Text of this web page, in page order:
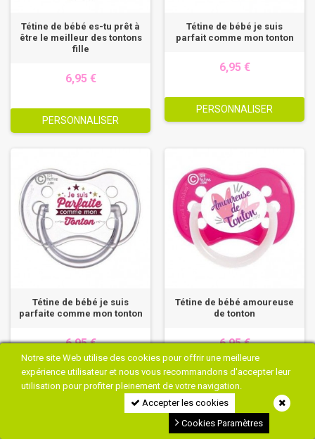
Notre site Web utilise des cookies pour offrir une meilleure
expérience utilisateur et nous vous recommandons d'accepter leur
utilisation pour profiter pleinement de votre navigation.
Accepter les cookies
Cookies Paramètres
Tétine de bébé es-tu prêt à
être le meilleur des tontons
fille
6,95 €
PERSONNALISER
Tétine de bébé je suis
parfait comme mon tonton
6,95 €
PERSONNALISER
Tétine de bébé je suis
parfaite comme mon tonton
6,95 €
PERSONNALISER
Tétine de bébé amoureuse
de tonton
6,95 €
PERSONNALISER